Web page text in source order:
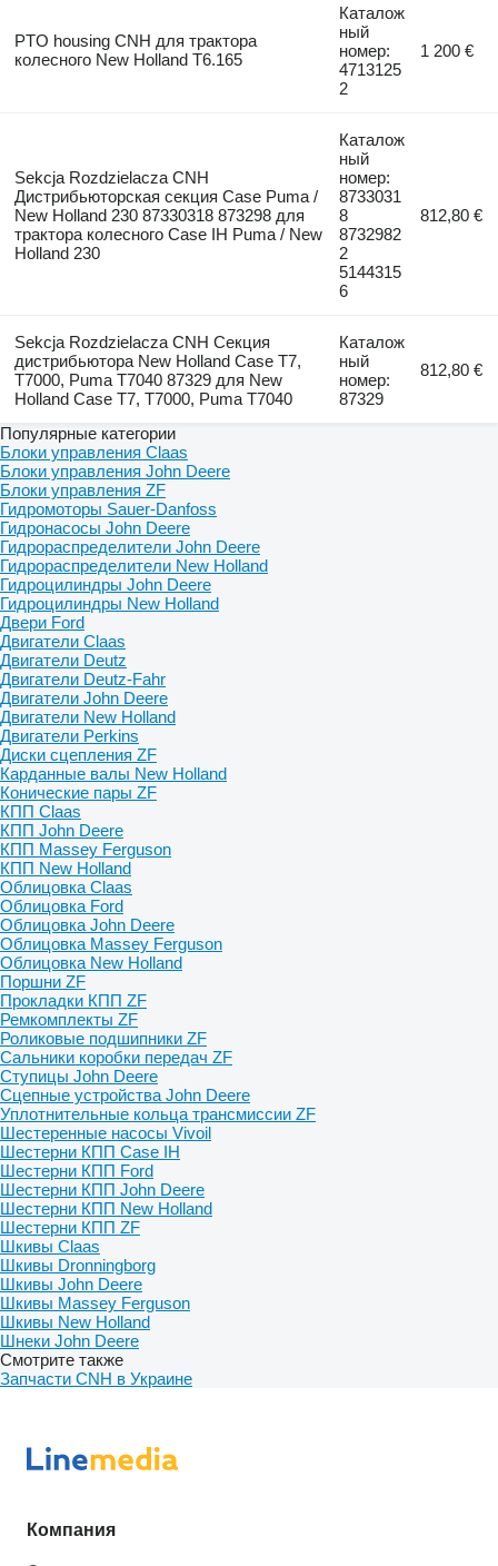
PTO housing CNH для трактора
колесного New Holland T6.165
Каталож
ный
номер:
4713125
2
1 200 €
Sekcja Rozdzielacza CNH
Дистрибьюторская секция Case Puma /
New Holland 230 87330318 873298 для
трактора колесного Case IH Puma / New
Holland 230
Каталож
ный
номер:
8733031
8
8732982
2
5144315
6
812,80 €
Sekcja Rozdzielacza CNH Секция
дистрибьютора New Holland Case T7,
T7000, Puma T7040 87329 для New
Holland Case T7, T7000, Puma T7040
Каталож
ный
номер:
87329
812,80 €
Популярные категории
Блоки управления Claas
Блоки управления John Deere
Блоки управления ZF
Гидромоторы Sauer-Danfoss
Гидронасосы John Deere
Гидрораспределители John Deere
Гидрораспределители New Holland
Гидроцилиндры John Deere
Гидроцилиндры New Holland
Двери Ford
Двигатели Claas
Двигатели Deutz
Двигатели Deutz-Fahr
Двигатели John Deere
Двигатели New Holland
Двигатели Perkins
Диски сцепления ZF
Карданные валы New Holland
Конические пары ZF
КПП Claas
КПП John Deere
КПП Massey Ferguson
КПП New Holland
Облицовка Claas
Облицовка Ford
Облицовка John Deere
Облицовка Massey Ferguson
Облицовка New Holland
Поршни ZF
Прокладки КПП ZF
Ремкомплекты ZF
Роликовые подшипники ZF
Сальники коробки передач ZF
Ступицы John Deere
Сцепные устройства John Deere
Уплотнительные кольца трансмиссии ZF
Шестеренные насосы Vivoil
Шестерни КПП Case IH
Шестерни КПП Ford
Шестерни КПП John Deere
Шестерни КПП New Holland
Шестерни КПП ZF
Шкивы Claas
Шкивы Dronningborg
Шкивы John Deere
Шкивы Massey Ferguson
Шкивы New Holland
Шнеки John Deere
Смотрите также
Запчасти CNH в Украине
Компания